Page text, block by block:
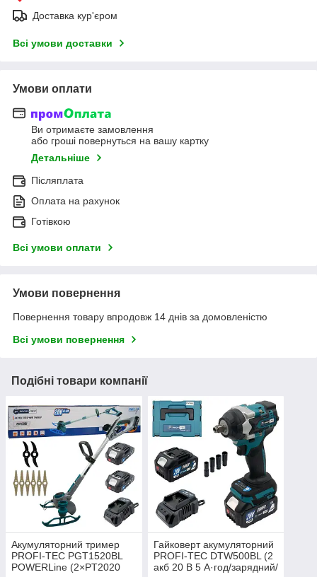
Доставка кур'єром
Всі умови доставки
Умови оплати
Ви отримаєте замовлення
або гроші повернуться на вашу картку
Детальніше
Післяплата
Оплата на рахунок
Готівкою
Всі умови оплати
Умови повернення
Повернення товару впродовж 14 днів за домовленістю
Всі умови повернення
Подібні товари компанії
Акумуляторний тример
PROFI-TEC PGT1520BL
POWERLine (2×PT2020
Гайковерт акумуляторний
PROFI-TEC DTW500BL (2
акб 20 В 5 А·год/зарядний/